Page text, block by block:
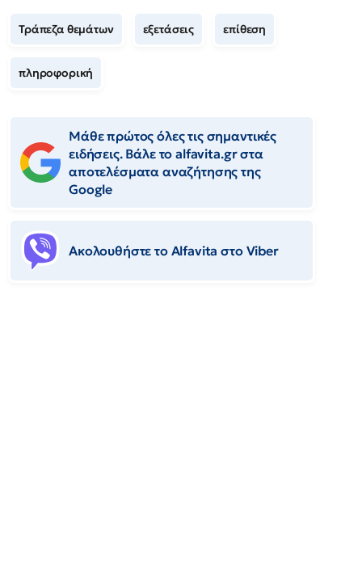
Τράπεζα θεμάτων εξετάσεις επίθεση
πληροφορική
Μάθε πρώτος όλες τις σημαντικές
ειδήσεις. Βάλε το alfavita.gr στα
αποτελέσματα αναζήτησης της
Google
Ακολουθήστε το Αlfavita στο Viber